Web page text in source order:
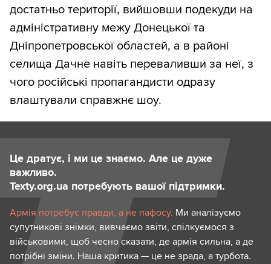
достатньо території, вийшовши подекуди на
адміністративну межу Донецької та
Дніпропетровської областей, а в районі
селища Дачне навіть переваливши за неї, з
чого російські пропагандисти одразу
влаштували справжнє шоу.
Це дратує, і ми це знаємо. Але це дуже
важливо.
Texty.org.ua потребують вашої підтримки.
Армія потребує правди, а не пафосу. Ми аналізуємо
супутникові знімки, вивчаємо звіти, спілкуємося з
військовими, щоб чесно сказати, де армія сильна, а де
потрібні зміни. Наша критика — це не зрада, а турбота.